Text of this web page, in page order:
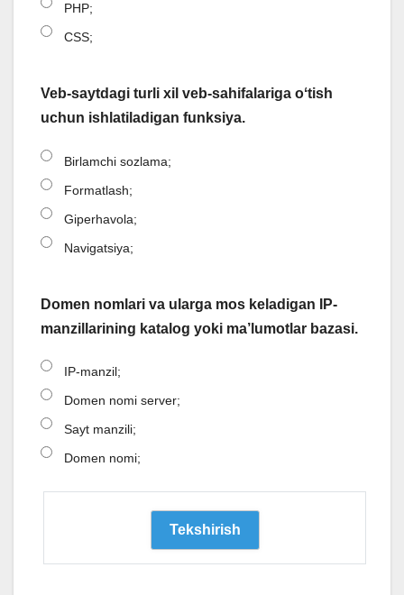
PHP;
CSS;
Veb-saytdagi turli xil veb-sahifalariga oʻtish
uchun ishlatiladigan funksiya.
Birlamchi sozlama;
Formatlash;
Giperhavola;
Navigatsiya;
Domen nomlari va ularga mos keladigan IP-
manzillarining katalog yoki ma’lumotlar bazasi.
IP-manzil;
Domen nomi server;
Sayt manzili;
Domen nomi;